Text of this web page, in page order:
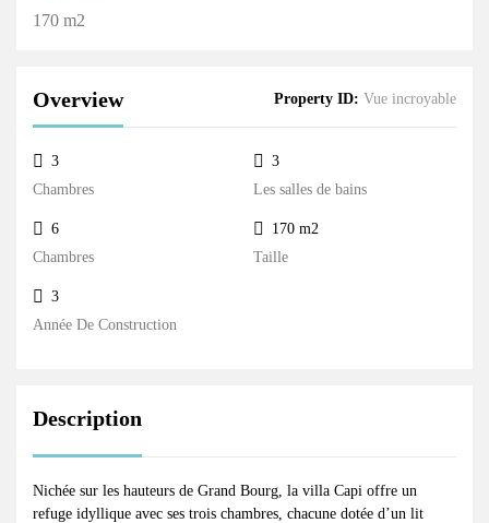
170 m2
Overview Property ID: Vue incroyable
Chambres
3
Les salles de bains
3
Chambres
6
Taille
170 m2
Année De Construction
3
Description
Nichée sur les hauteurs de Grand Bourg, la villa Capi offre un
refuge idyllique avec ses trois chambres, chacune dotée d’un lit